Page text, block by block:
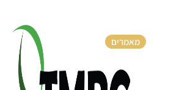
מאמרים